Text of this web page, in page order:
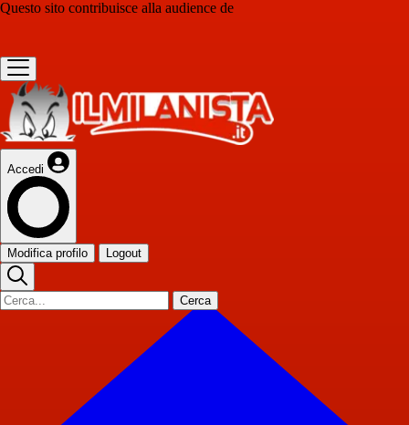
Questo sito contribuisce alla audience de
Accedi
Modifica profilo Logout
Cerca